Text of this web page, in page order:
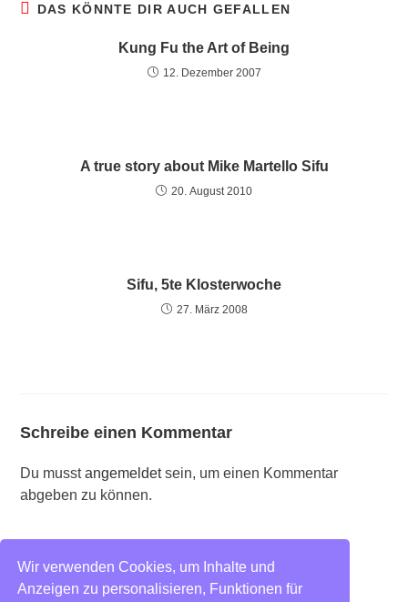
DAS KÖNNTE DIR AUCH GEFALLEN
Kung Fu the Art of Being
12. Dezember 2007
A true story about Mike Martello Sifu
20. August 2010
Sifu, 5te Klosterwoche
27. März 2008
Schreibe einen Kommentar
Du musstangemeldetsein, um einen Kommentar
abgeben zu können.
Blog
Impressum
Wir verwenden Cookies, um Inhalte und
Anzeigen zu personalisieren, Funktionen für